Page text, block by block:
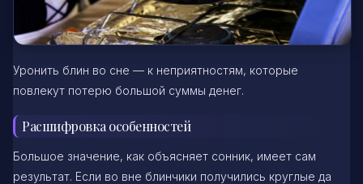
Уронить блин во сне — к неприятностям, которые
повлекут потерю большой суммы денег.
Расшифровка особенностей
Большое значение, как объясняет сонник, имеет сам
результат. Если во вне блинчики получились круглые да